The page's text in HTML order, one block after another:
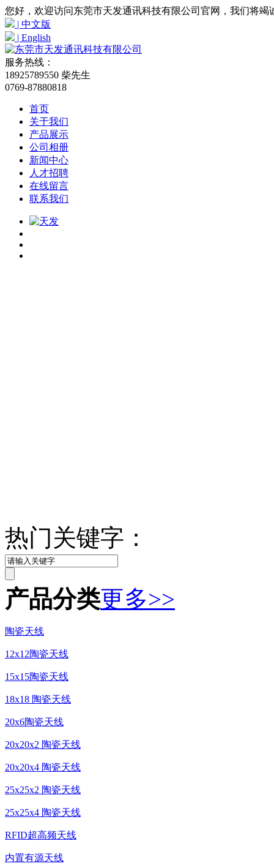
您好，欢迎访问东莞市天发通讯科技有限公司官网，我们将竭
| 中文版
| English
服务热线：
18925789550 柴先生
0769-87880818
首页
关于我们
产品展示
公司相册
新闻中心
人才招聘
在线留言
联系我们
热门关键字：
产品分类更多>>
陶瓷天线
12x12陶瓷天线
15x15陶瓷天线
18x18 陶瓷天线
20x6陶瓷天线
20x20x2 陶瓷天线
20x20x4 陶瓷天线
25x25x2 陶瓷天线
25x25x4 陶瓷天线
RFID超高频天线
内置有源天线